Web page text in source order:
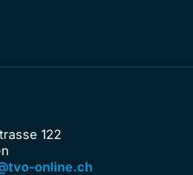
122
online.ch